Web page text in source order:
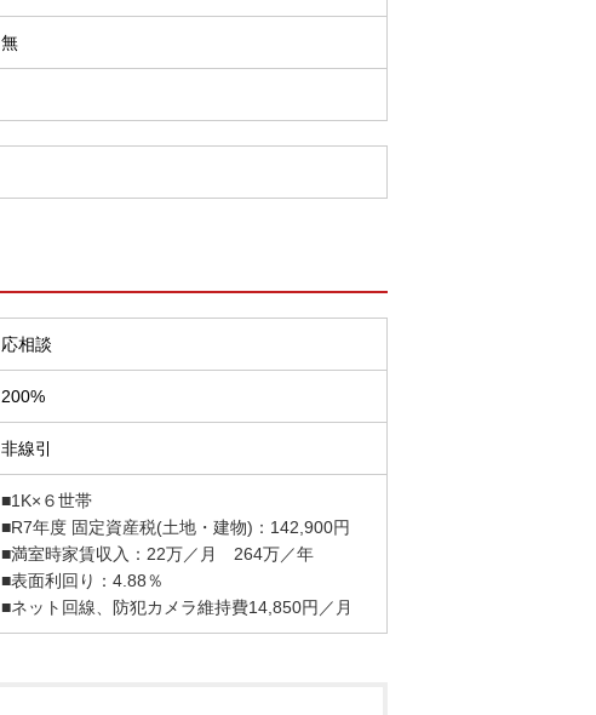
無
応相談
200%
非線引
■1K×６世帯
■R7年度 固定資産税(土地・建物)：142,900円
■満室時家賃収入：22万／月 264万／年
■表面利回り：4.88％
■ネット回線、防犯カメラ維持費14,850円／月